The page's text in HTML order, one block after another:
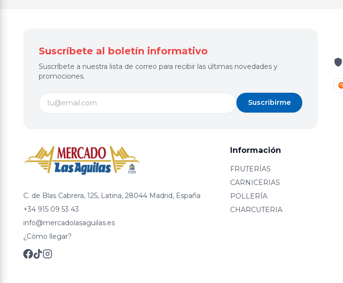
Suscríbete al boletín informativo
Suscríbete a nuestra lista de correo para recibir las últimas novedades y
promociones.
Suscribirme
C. de Blas Cabrera, 125, Latina, 28044 Madrid, España
+34 915 09 53 43
info@mercadolasaguilas.es
¿Cómo llegar?
Información
FRUTERÍAS
CARNICERIAS
POLLERÍA
CHARCUTERIA